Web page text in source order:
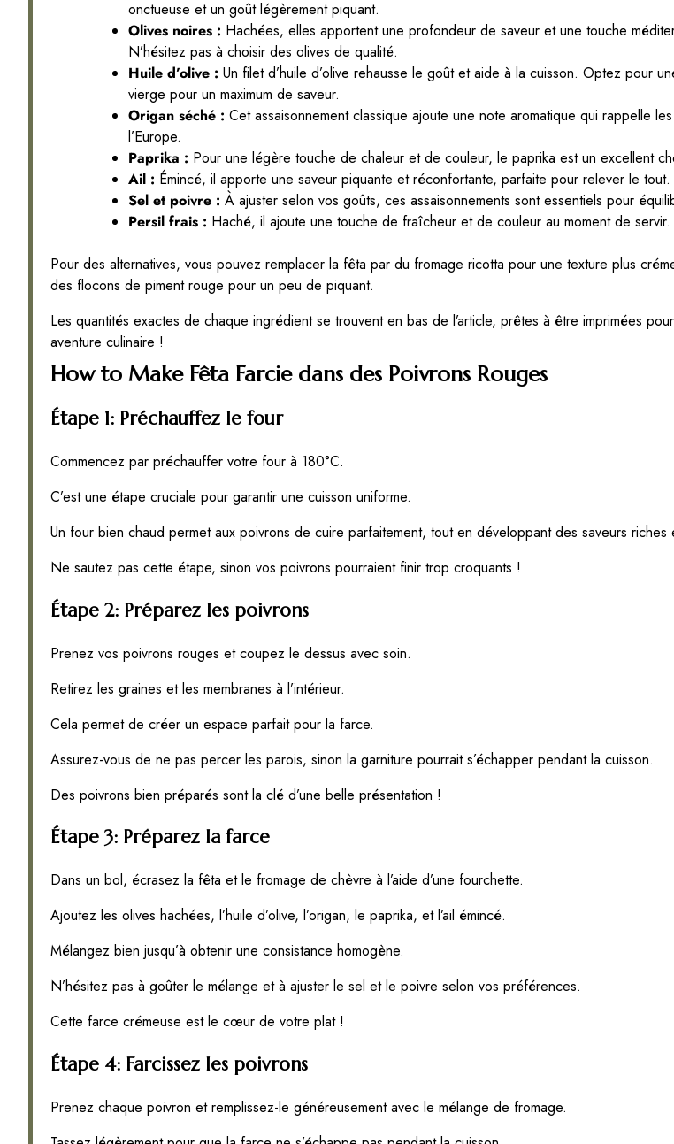
onctueuse et un goût légèrement piquant.
Olives noires : Hachées, elles apportent une profondeur de saveur et une touche
N’hésitez pas à choisir des olives de qualité.
Huile d’olive : Un filet d’huile d’olive rehausse le goût et aide à la cuisson. Optez pour
vierge pour un maximum de saveur.
Origan séché : Cet assaisonnement classique ajoute une note aromatique qui rappelle
l’Europe.
Paprika : Pour une légère touche de chaleur et de couleur, le paprika est un excellent
Ail : Émincé, il apporte une saveur piquante et réconfortante, parfaite pour relever le tout.
Sel et poivre : À ajuster selon vos goûts, ces assaisonnements sont essentiels pour
Persil frais : Haché, il ajoute une touche de fraîcheur et de couleur au moment de servir.
Pour des alternatives, vous pouvez remplacer la fêta par du fromage ricotta pour une texture plus
des flocons de piment rouge pour un peu de piquant.
Les quantités exactes de chaque ingrédient se trouvent en bas de l’article, prêtes à être imprimées
aventure culinaire !
How to Make Fêta Farcie dans des Poivrons Rouges
Étape 1: Préchauffez le four
Commencez par préchauffer votre four à 180°C.
C’est une étape cruciale pour garantir une cuisson uniforme.
Un four bien chaud permet aux poivrons de cuire parfaitement, tout en développant des saveurs riches
Ne sautez pas cette étape, sinon vos poivrons pourraient finir trop croquants !
Étape 2: Préparez les poivrons
Prenez vos poivrons rouges et coupez le dessus avec soin.
Retirez les graines et les membranes à l’intérieur.
Cela permet de créer un espace parfait pour la farce.
Assurez-vous de ne pas percer les parois, sinon la garniture pourrait s’échapper pendant la cuisson.
Des poivrons bien préparés sont la clé d’une belle présentation !
Étape 3: Préparez la farce
Dans un bol, écrasez la fêta et le fromage de chèvre à l’aide d’une fourchette.
Ajoutez les olives hachées, l’huile d’olive, l’origan, le paprika, et l’ail émincé.
Mélangez bien jusqu’à obtenir une consistance homogène.
N’hésitez pas à goûter le mélange et à ajuster le sel et le poivre selon vos préférences.
Cette farce crémeuse est le cœur de votre plat !
Étape 4: Farcissez les poivrons
Prenez chaque poivron et remplissez-le généreusement avec le mélange de fromage.